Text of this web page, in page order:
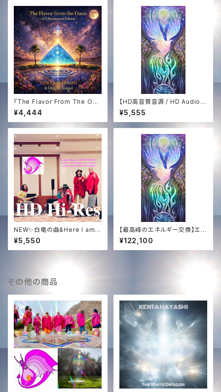
Mission Support ─ 150-So
ng CD Collection & "Golde
n Sun 444" Vinyl ＋ Video
＋ Audio
『The Flavor From The Oas
is -432Hz Remastered Edi
tion-』
¥4,444
【HD高音質音源 / HD Audio】
白き鳳凰の歌 ─ The Song of
The White Phoenix (432Hz
Sound Medicine)
¥5,555
NEW✨白竜の曲&Here I am京
都ライブHDハイレゾWAV音源
✨Solara&NOGI声入り✨
¥5,550
【最高峰のエネルギー交換】エジ
プト奉納支援 ─ 映像＆白鳳凰
ソング ＋ 過去全150曲コンプリ
ート音源【Ultimate Support】
¥122,100
その他の商品